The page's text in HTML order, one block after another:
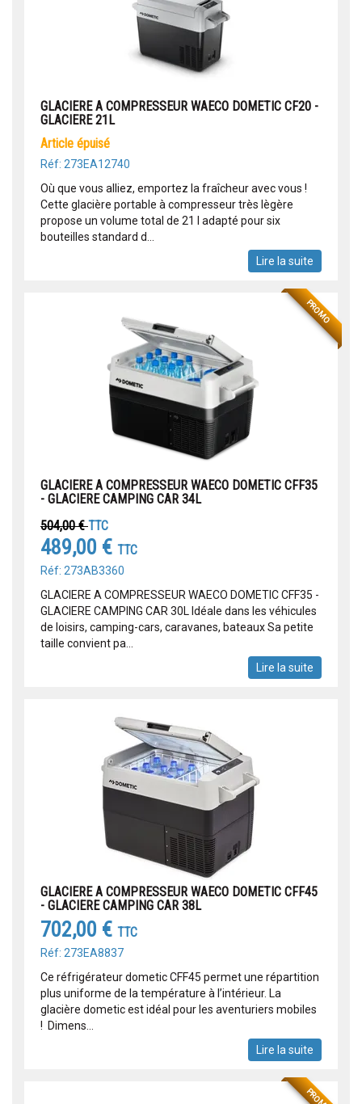
GLACIERE A COMPRESSEUR WAECO DOMETIC CF20 -
GLACIERE 21L
article épuisé
Réf: 273EA12740
Où que vous alliez, emportez la fraîcheur avec vous !
Cette glacière portable à compresseur très lègère
propose un volume total de 21 l adapté pour six
bouteilles standard d...
Lire la suite
PROMO
GLACIERE A COMPRESSEUR WAECO DOMETIC CFF35
- GLACIERE CAMPING CAR 34L
504,00 €TTC
489,00 € TTC
Réf: 273AB3360
GLACIERE A COMPRESSEUR WAECO DOMETIC CFF35 -
GLACIERE CAMPING CAR 30L Idéale dans les véhicules
de loisirs, camping-cars, caravanes, bateaux Sa petite
taille convient pa...
Lire la suite
GLACIERE A COMPRESSEUR WAECO DOMETIC CFF45
- GLACIERE CAMPING CAR 38L
702,00 € TTC
Réf: 273EA8837
Ce réfrigérateur dometic CFF45 permet une répartition
plus uniforme de la température à l’intérieur. La
glacière dometic est idéal pour les aventuriers mobiles
! Dimens...
Lire la suite